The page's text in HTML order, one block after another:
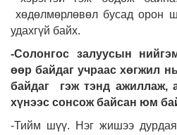
хөдөлмөрлөвөл бусад орон
удахгүй байх.
-Солонгос залуусын
өөр байдаг учраас хөгжил
байдаг гэж тэнд ажиллаж,
хүнээс сонсож байсан юм
-Тийм шүү. Нэг жишээ